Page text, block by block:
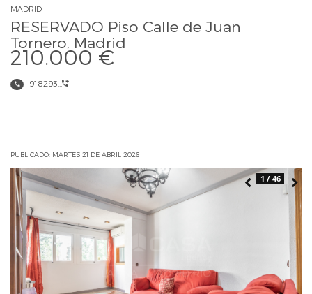
MADRID
RESERVADO Piso Calle de Juan
Tornero, Madrid
210.000 €
918293...
PUBLICADO: MARTES 21 DE ABRIL 2026
1 / 46